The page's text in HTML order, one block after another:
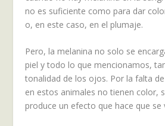
no es suficiente como para dar
o, en este caso, en el plumaje.
Pero, la melanina no solo se
piel y todo lo que mencionamos,
tonalidad de los ojos. Por la falta
en estos animales no tienen color,
produce un efecto que hace que se